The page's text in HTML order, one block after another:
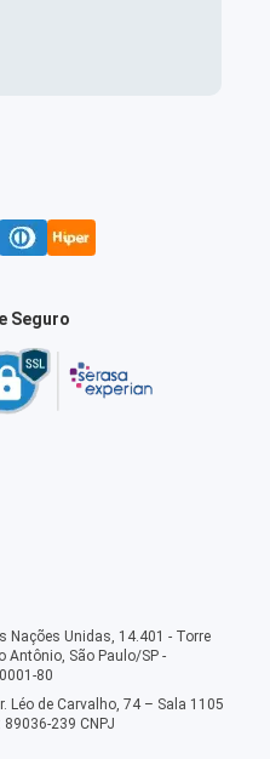
Seguro
Nações Unidas, 14.401 - Torre
Antônio, São Paulo/SP -
80
Léo de Carvalho, 74 – Sala 1105
239 CNPJ